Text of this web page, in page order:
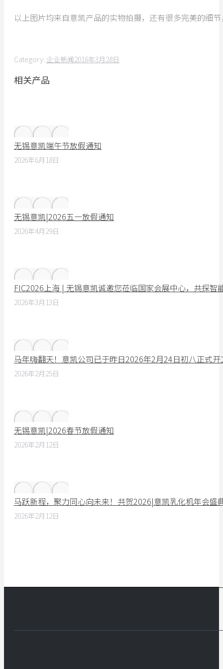
以上图片均来自意凯产品的实物拍摄，还有很多完美的细
Category: 企业新闻2016年3月28日
相关产品
无锡意凯端午节放假通知
2026年6月18日
无锡意凯|2026五一放假通知
2026年4月29日
FIC2026上海 | 无锡意凯诚邀您莅临国家会展中心，共探智
2026年3月13日
马年嗨翻天！意凯公司已于昨日2026年2月24日初八正式
2026年2月25日
无锡意凯|2026春节放假通知
2026年2月12日
马跃新程，聚力同心向未来！共贺2026|意凯乳化机年会盛
2026年2月12日